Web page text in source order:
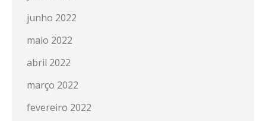
junho 2022
maio 2022
abril 2022
março 2022
fevereiro 2022